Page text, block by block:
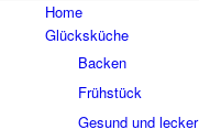
Home
Glücksküche
Backen
Frühstück
Gesund und lecker